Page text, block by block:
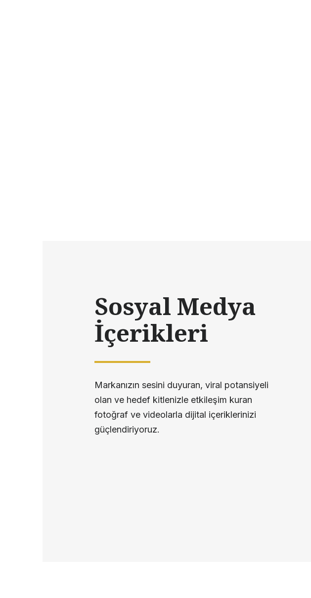
Sosyal Medya
İçerikleri
Markanızın sesini duyuran, viral potansiyeli
olan ve hedef kitlenizle etkileşim kuran
fotoğraf ve videolarla dijital içeriklerinizi
güçlendiriyoruz.